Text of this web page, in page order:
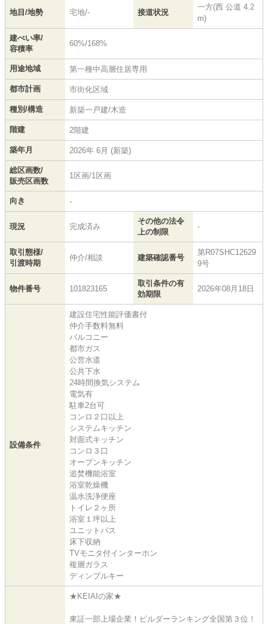
地目/地勢 宅地/- 接道状況
一方(西 公道 4.2
m)
建ぺい率/
容積率
60%/168%
用途地域 第一種中高層住居専用
都市計画 市街化区域
種別/構造 新築一戸建/木造
階建 2階建
築年月 2026年 6月 (新築)
総区画数/
販売区画数
1区画/1区画
向き -
現況 完成済み
その他の法令
上の制限
-
取引態様/
引渡時期
仲介/相談 建築確認番号
第R07SHC12629
9号
物件番号 101823165
取引条件の有
効期限
2026年08月18日
設備条件
建設住宅性能評価書付
仲介手数料無料
バルコニー
都市ガス
公営水道
公共下水
24時間換気システム
電気有
駐車2台可
コンロ２口以上
システムキッチン
対面式キッチン
コンロ３口
オープンキッチン
追焚機能浴室
浴室乾燥機
温水洗浄便座
トイレ２ヶ所
浴室１坪以上
ユニットバス
床下収納
TVモニタ付インターホン
複層ガラス
ディンプルキー
★KEIAIの家★
東証一部上場企業！ビルダーランキング全国第３位！